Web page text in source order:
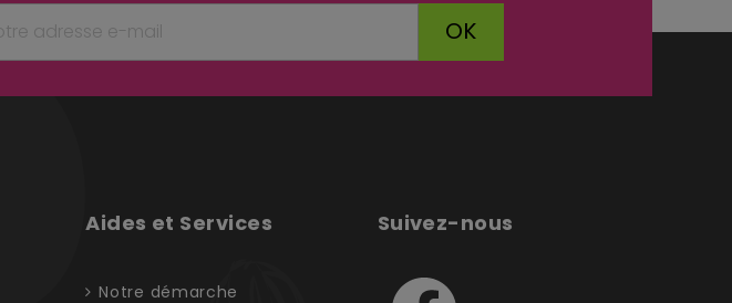
OK
Aides et Services
Notre démarche
Suivez-nous